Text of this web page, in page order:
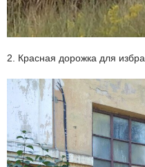
2. Красная дорожка для